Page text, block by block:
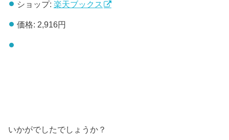
ショップ: 楽天ブックス
価格: 2,916円
いかがでしたでしょうか？